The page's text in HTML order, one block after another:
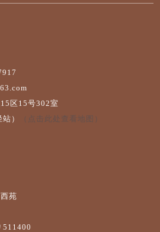
区15号302室
）
（点击此处查看地图）
苑
511400